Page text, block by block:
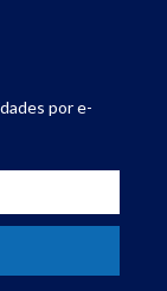
por e-